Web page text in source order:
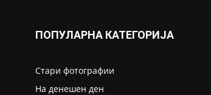
ПОПУЛАРНА КАТЕГОРИЈА
Стари фотографии
На денешен ден